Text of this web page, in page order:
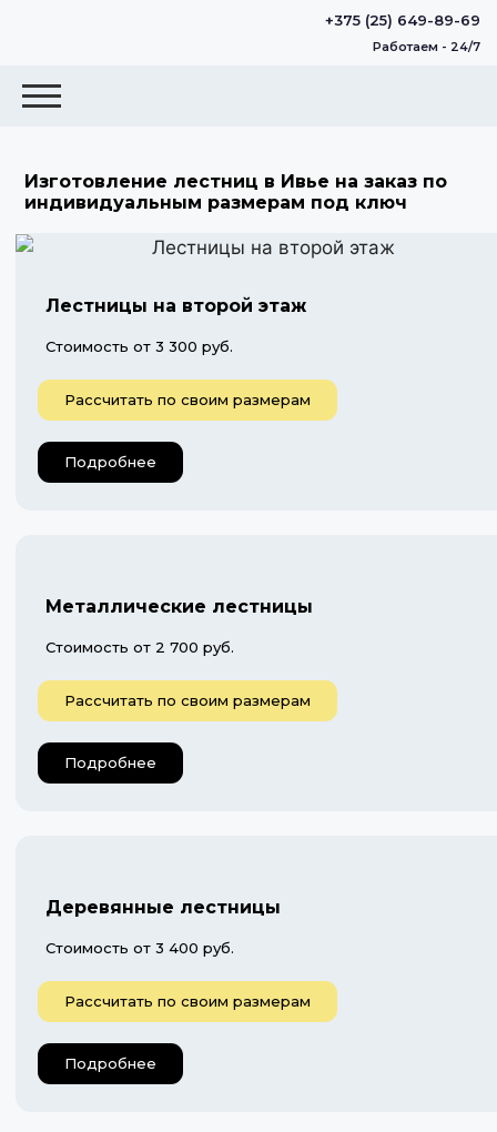
+375 (25) 649-89-69
Работаем - 24/7
Изготовление лестниц в Ивье на заказ по
индивидуальным размерам под ключ
Лестницы на второй этаж
Стоимость от 3 300 руб.
Рассчитать по своим размерам
Подробнее
Металлические лестницы
Стоимость от 2 700 руб.
Рассчитать по своим размерам
Подробнее
Деревянные лестницы
Стоимость от 3 400 руб.
Рассчитать по своим размерам
Подробнее